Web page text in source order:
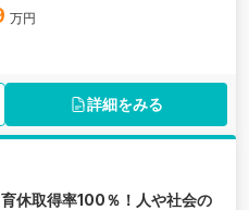
万円
詳細をみる
休取得率100％！人や社会の